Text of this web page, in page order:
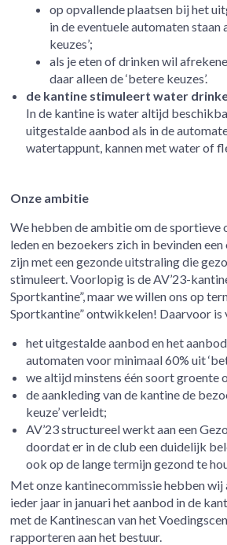
op opvallende plaatsen bij het
in de eventuele automaten staan
keuzes’;
als je eten of drinken wil
daar alleen de ‘betere keuzes’.
de kantine stimuleert water
In de kantine is water altijd
uitgestalde aanbod als in de
watertappunt, kannen met water of
Onze ambitie
We hebben de ambitie om de sportieve
leden en bezoekers zich in bevinden
zijn met een gezonde uitstraling die
stimuleert. Voorlopig is de AV’23-
Sportkantine”, maar we willen ons op
Sportkantine” ontwikkelen! Daarvoor is
het uitgestalde aanbod en het
automaten voor minimaal 60% uit
we altijd minstens één soort groente
de aankleding van de kantine de
keuze’ verleidt;
AV’23 structureel werkt aan een
doordat er in de club een duidelijk
ook op de lange termijn gezond te
Met onze kantinecommissie hebben
ieder jaar in januari het aanbod in de
met de Kantinescan van het
rapporteren aan het bestuur.